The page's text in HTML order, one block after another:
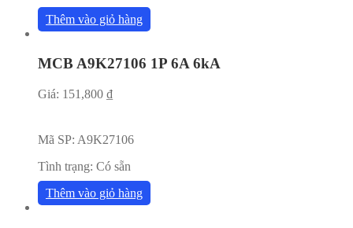
Thêm vào giỏ hàng
MCB A9K27106 1P 6A 6kA
Giá: 151,800 ₫
Mã SP: A9K27106
Tình trạng: Có sẵn
Thêm vào giỏ hàng